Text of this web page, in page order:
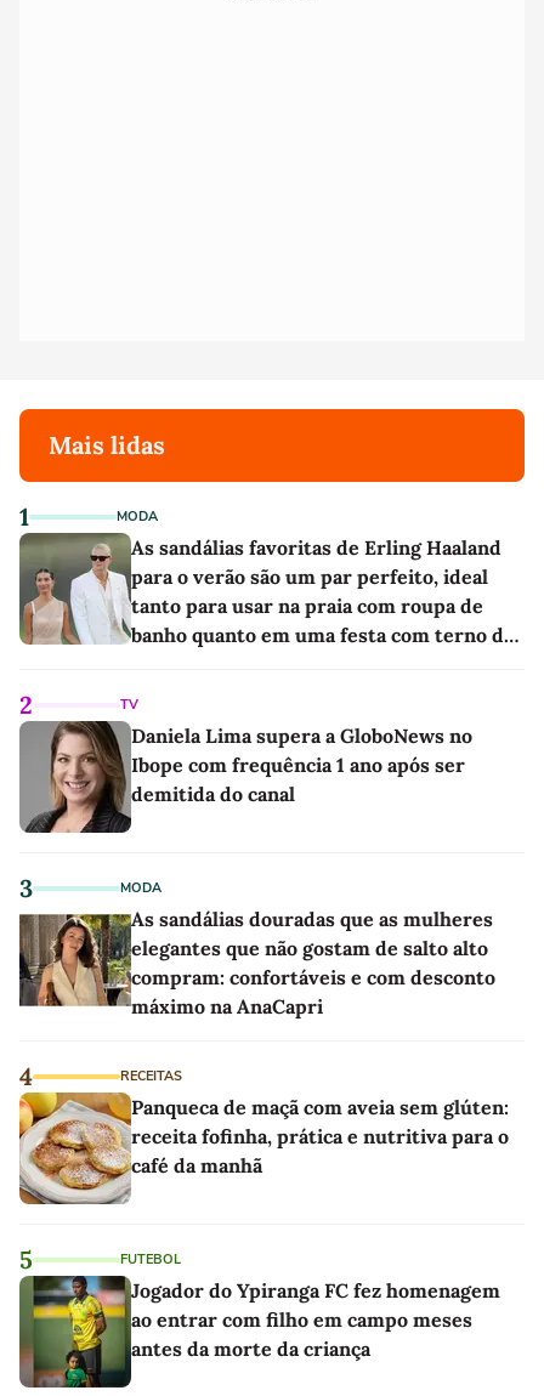
Mais lidas
1 MODA
As sandálias favoritas de Erling Haaland
para o verão são um par perfeito, ideal
tanto para usar na praia com roupa de
banho quanto em uma festa com terno de
2 TV
Daniela Lima supera a GloboNews no
Ibope com frequência 1 ano após ser
demitida do canal
3 MODA
As sandálias douradas que as mulheres
elegantes que não gostam de salto alto
compram: confortáveis e com desconto
máximo na AnaCapri
4 RECEITAS
Panqueca de maçã com aveia sem glúten:
receita fofinha, prática e nutritiva para o
café da manhã
5 FUTEBOL
Jogador do Ypiranga FC fez homenagem
ao entrar com filho em campo meses
antes da morte da criança